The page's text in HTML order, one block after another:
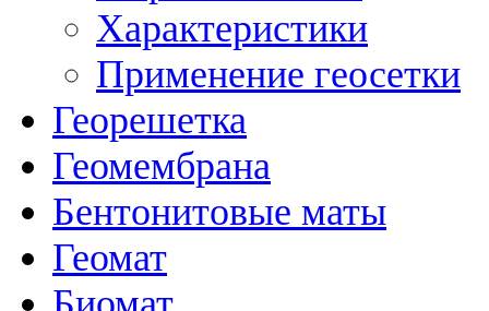
Характеристики
Применение геосетки
Георешетка
Геомембрана
Бентонитовые маты
Геомат